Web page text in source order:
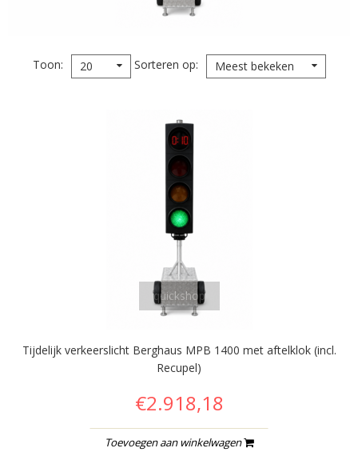
Toon 20 Sorteren op Meest bekeken
quickshop
Tijdelijk verkeerslicht Berghaus MPB 1400 met aftelklok (incl.
Recupel)
€2.918,18
Toevoegen aan winkelwagen